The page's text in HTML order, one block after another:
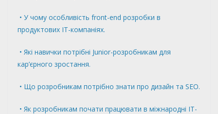
• У чому особливість front-end розробки в
продуктових ІТ-компаніях.
• Які навички потрібні Junior-розробникам для
кар’єрного зростання.
• Що розробникам потрібно знати про дизайн та SEO.
• Як розробникам почати працювати в міжнародні ІТ-